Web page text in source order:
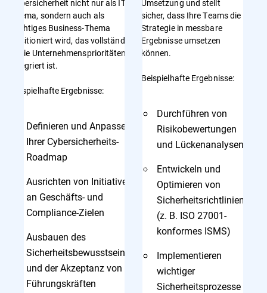
Cybersicherheit nicht nur als IT-
Thema, sondern auch als
wichtiges Business-Thema
positioniert wird, das vollständig
in die Unternehmensprioritäten
integriert ist.
Beispielhafte Ergebnisse:
Definieren und Anpassen
Ihrer Cybersicherheits-
Roadmap
Ausrichten von Initiativen
an Geschäfts- und
Compliance-Zielen
Ausbauen des
Sicherheitsbewusstseins
und der Akzeptanz von
Führungskräften
Umsetzung und stellt
sicher, dass Ihre Teams die
Strategie in messbare
Ergebnisse umsetzen
können.
Beispielhafte Ergebnisse:
Durchführen von
Risikobewertungen
und Lückenanalysen
Entwickeln und
Optimieren von
Sicherheitsrichtlinien
(z. B. ISO 27001-
konformes ISMS)
Implementieren
wichtiger
Sicherheitsprozesse